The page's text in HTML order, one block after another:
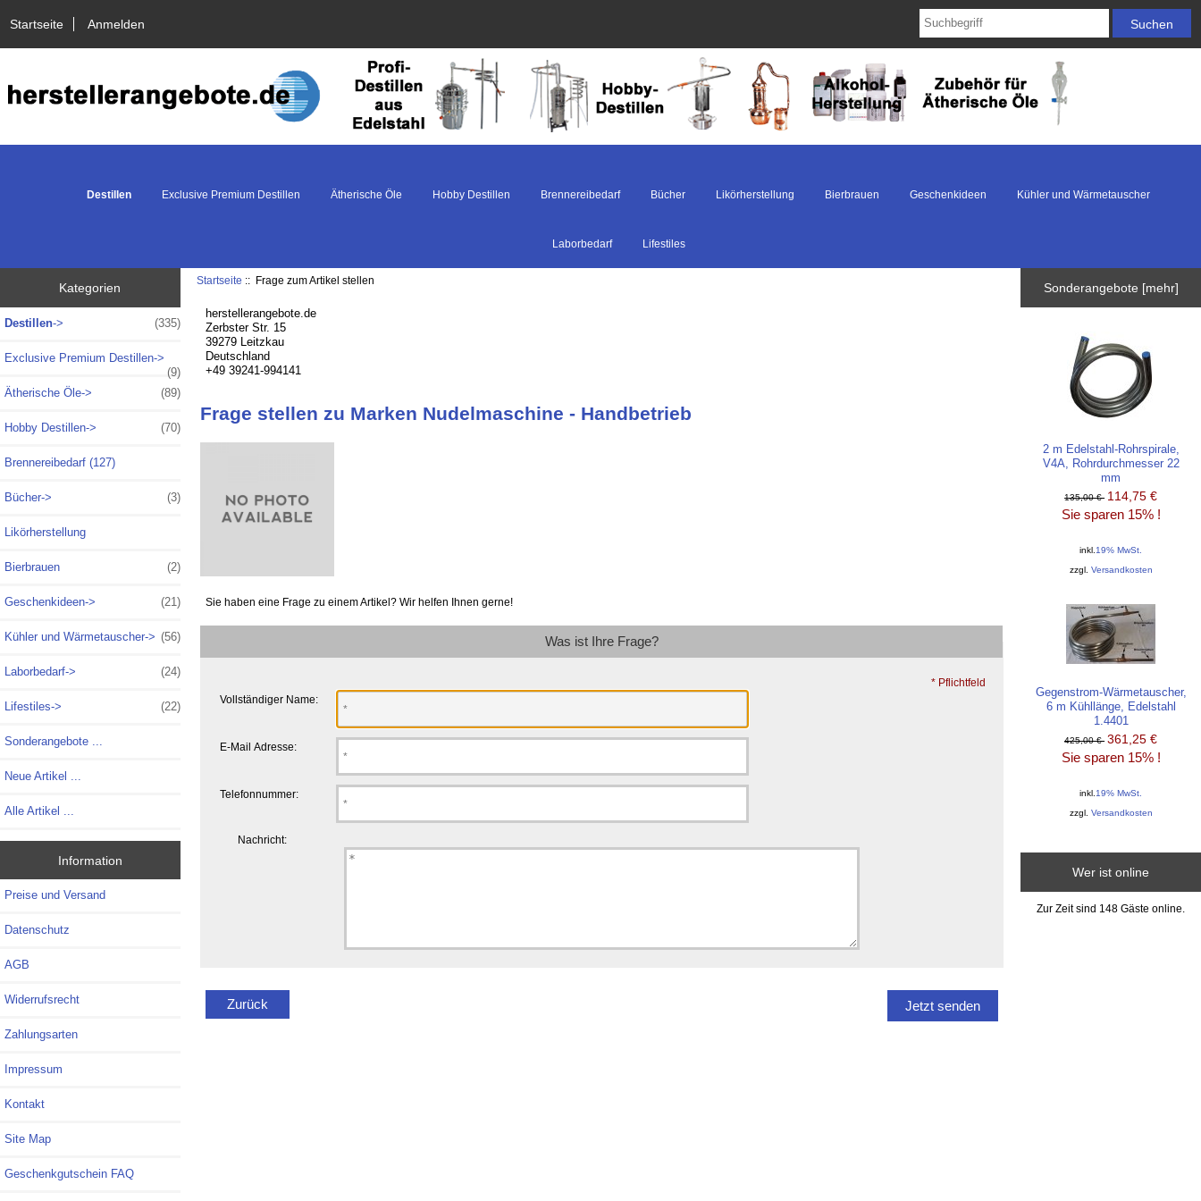
Startseite Anmelden
Destillen Exclusive Premium Destillen Ätherische Öle Hobby Destillen Brennereibedarf Bücher Likörherstellung Bierbrauen Geschenkideen Kühler und Wärmetauscher
Laborbedarf Lifestiles
Kategorien
Destillen-> (335)
Exclusive Premium Destillen->
(9)
Ätherische Öle->
(89)
Hobby Destillen-> (70)
Brennereibedarf (127)
Bücher-> (3)
Likörherstellung
Bierbrauen (2)
Geschenkideen-> (21)
Kühler und Wärmetauscher-> (56)
Laborbedarf-> (24)
Lifestiles-> (22)
Sonderangebote ...
Neue Artikel ...
Alle Artikel ...
Information
Preise und Versand
Datenschutz
AGB
Widerrufsrecht
Zahlungsarten
Impressum
Kontakt
Site Map
Geschenkgutschein FAQ
Startseite :: Frage zum Artikel stellen
herstellerangebote.de
Zerbster Str. 15
39279 Leitzkau
Deutschland
+49 39241-994141
Frage stellen zu Marken Nudelmaschine - Handbetrieb
Sie haben eine Frage zu einem Artikel? Wir helfen Ihnen gerne!
Was ist Ihre Frage?
* Pflichtfeld
Vollständiger Name:
E-Mail Adresse:
Telefonnummer:
Nachricht:
Zurück
Sonderangebote [mehr]
2 m Edelstahl-Rohrspirale,
V4A, Rohrdurchmesser 22
mm
135,00 € 114,75 €
Sie sparen 15% !
inkl. 19% MwSt.
zzgl. Versandkosten
Gegenstrom-Wärmetauscher,
6 m Kühllänge, Edelstahl
1.4401
425,00 € 361,25 €
Sie sparen 15% !
inkl. 19% MwSt.
zzgl. Versandkosten
Wer ist online
Zur Zeit sind 148 Gäste online.